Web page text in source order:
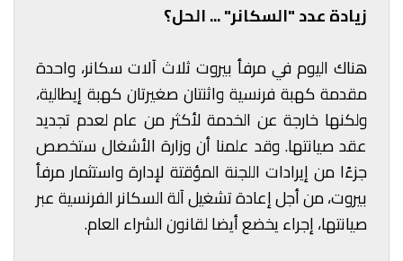
زيادة عدد "السكانر" ... الحل؟
هناك اليوم في مرفأ بيروت ثلاث آلات سكانر، واحدة
مقدمة كهبة فرنسية واثنتان صغيرتان كهبة إيطالية،
ولكنها خارجة عن الخدمة لأكثر من عام لعدم تجديد
عقد صيانتها. وقد علمنا أن وزارة الأشغال ستخصص
جزءًا من إيرادات اللجنة المؤقتة لإدارة واستثمار مرفأ
بيروت، من أجل إعادة تشغيل آلة السكانر الفرنسية عبر
صيانتها، إجراء يخضع أيضا لقانون الشراء العام.